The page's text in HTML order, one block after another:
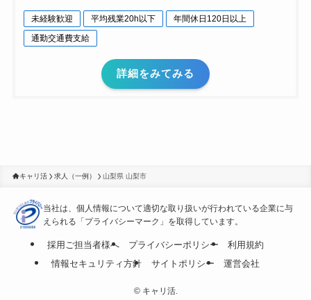
未経験歓迎 平均残業20h以下
年間休日120日以上
通勤交通費支給
詳細をみてみる
キャリ活 求人（一例） 山梨県 山梨市
当社は、個人情報について適切な取り扱いが行われている企業に与
えられる「プライバシーマーク」を取得しています。
採用ご担当者様へ プライバシーポリシー
利用規約
情報セキュリティ方針
サイトポリシー 運営会社
©キャリ活.